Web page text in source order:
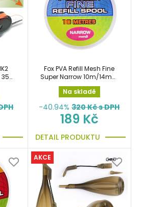
Fox PVA Refill Mesh Fine
Super Narrow 10m/14mm
náhradní punčocha
Na skladě
-40.94% 320Kč s DPH
189 Kč
DETAIL PRODUKTU
AKCE